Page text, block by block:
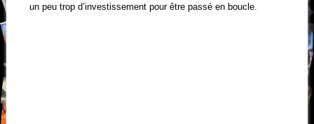
un peu trop d’investissement pour être passé en boucle.